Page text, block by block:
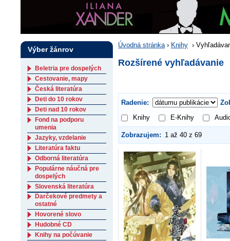
Úvodná stránka› Knihy ›
Rozšírené vyhľadávanie
Radenie:
Knihy
E-Knihy
Zobrazujem: 1 až 40 z 69
Výber žánrov
Beletria pre dospelých
Cestovanie, mapy
Česká literatúra
Deti do 10 rokov
Deti nad 10 rokov
Fond na podporu
umenia
Jazyky, vzdelanie
Literatúra faktu
Odborná literatúra
Populárne náučná pre
dospelých
Slovenská literatúra
Darčekové predmety a
ostatné
Hovorené slovo
Hudobné CD
Knihy na počúvanie